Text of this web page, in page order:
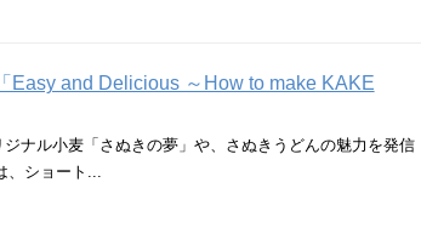
Easy and Delicious ～How to make KAKE
ナル小麦「さぬきの夢」や、さぬきうどんの魅力を発信
、ショート...